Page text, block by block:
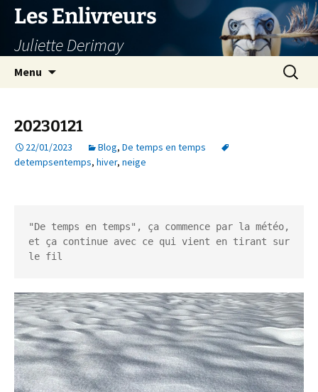
Aller
contenu
Les Enlivreurs
Juliette Derimay
Menu
20230121
22/01/2023 Blog, De temps en temps
detempsentemps, hiver, neige
"De temps en temps", ça commence par la météo,
et ça continue avec ce qui vient en tirant sur
le fil